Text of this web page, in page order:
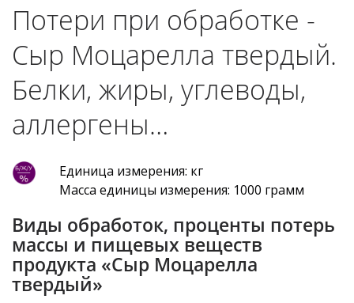
Потери при обработке -
Сыр Моцарелла твердый.
Белки, жиры, углеводы,
аллергены…
Единица измерения: кг
Масса единицы измерения: 1000 грамм
Виды обработок, проценты потерь
массы и пищевых веществ
продукта «Сыр Моцарелла
твердый»